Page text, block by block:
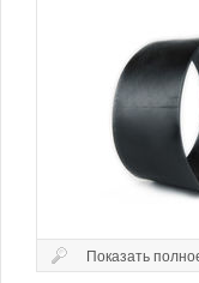
Показать